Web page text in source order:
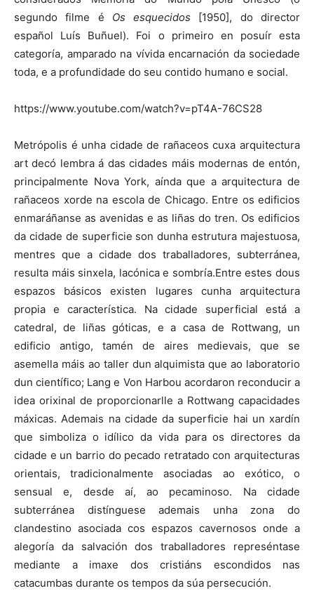
segundo filme é Os esquecidos [1950], do director
español Luís Buñuel). Foi o primeiro en posuír esta
categoría, amparado na vívida encarnación da sociedade
toda, e a profundidade do seu contido humano e social.
https://www.youtube.com/watch?v=pT4A-76CS28
Metrópolis é unha cidade de rañaceos cuxa arquitectura
art decó lembra á das cidades máis modernas de entón,
principalmente Nova York, aínda que a arquitectura de
rañaceos xorde na escola de Chicago. Entre os edificios
enmaráñanse as avenidas e as liñas do tren. Os edificios
da cidade de superficie son dunha estrutura majestuosa,
mentres que a cidade dos traballadores, subterránea,
resulta máis sinxela, lacónica e sombría.Entre estes dous
espazos básicos existen lugares cunha arquitectura
propia e característica. Na cidade superficial está a
catedral, de liñas góticas, e a casa de Rottwang, un
edificio antigo, tamén de aires medievais, que se
asemella máis ao taller dun alquimista que ao laboratorio
dun científico; Lang e Von Harbou acordaron reconducir a
idea orixinal de proporcionarlle a Rottwang capacidades
máxicas. Ademais na cidade da superficie hai un xardín
que simboliza o idílico da vida para os directores da
cidade e un barrio do pecado retratado con arquitecturas
orientais, tradicionalmente asociadas ao exótico, o
sensual e, desde aí, ao pecaminoso. Na cidade
subterránea distínguese ademais unha zona do
clandestino asociada cos espazos cavernosos onde a
alegoría da salvación dos traballadores represéntase
mediante a imaxe dos cristiáns escondidos nas
catacumbas durante os tempos da súa persecución.